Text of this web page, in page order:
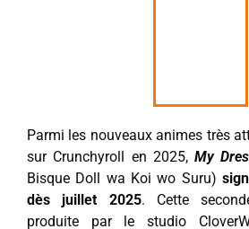
Parmi les nouveaux animes très
sur Crunchyroll en 2025,My
Bisque Doll wa Koi wo Suru)
dès juillet 2025. Cette
produite par le studio